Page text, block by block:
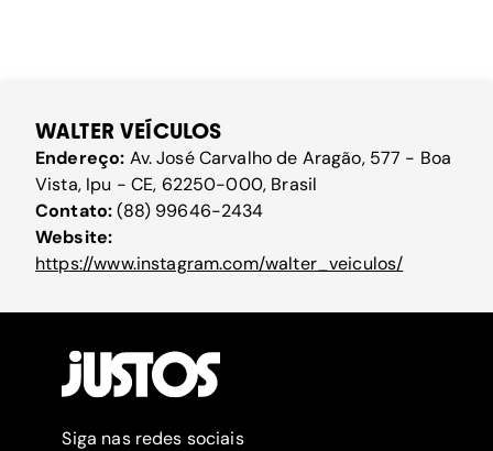
WALTER VEÍCULOS
Endereço: Av. José Carvalho de Aragão, 577 - Boa
Vista, Ipu - CE, 62250-000, Brasil
Contato:(88) 99646-2434
Website:
https://www.instagram.com/walter_veiculos/
Siga nas redes sociais